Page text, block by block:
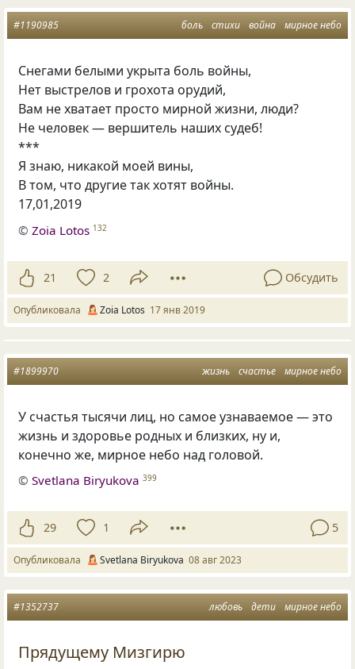
боль стихи война мирное небо
#1190985
Снегами белыми укрыта боль войны,
Нет выстрелов и грохота орудий,
Вам не хватает просто мирной жизни, люди?
Не человек — вершитель наших судеб!
***
Я знаю, никакой моей вины,
В том, что другие так хотят войны.
17,01,2019
©Zoia Lotos 132
21 2 Обсудить
Опубликовала Zoia Lotos 17 янв 2019
жизнь счастье мирное небо
#1899970
У счастья тысячи лиц, но самое узнаваемое — это
жизнь и здоровье родных и близких, ну и,
конечно же, мирное небо над головой.
©Svetlana Biryukova 399
29 1 5
Опубликовала Svetlana Biryukova 08 авг 2023
любовь дети мирное небо
#1352737
Прядущему Мизгирю